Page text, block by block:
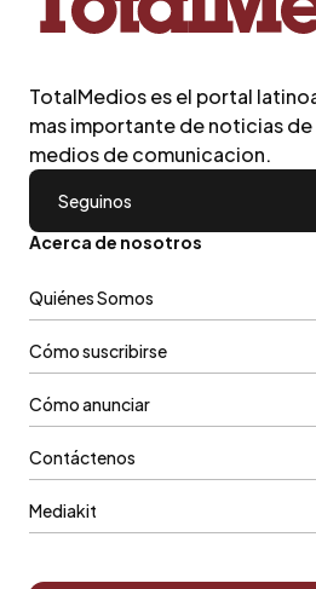
TotalMedios es el portal
mas importante de noticias de
medios de comunicacion.
Seguinos
Acerca de nosotros
Quiénes Somos
Cómo suscribirse
Cómo anunciar
Contáctenos
Mediakit